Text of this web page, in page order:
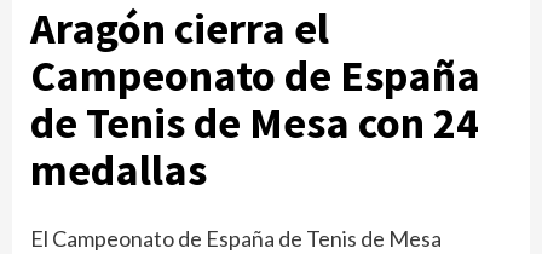
Aragón cierra el
Campeonato de España
de Tenis de Mesa con 24
medallas
El Campeonato de España de Tenis de Mesa